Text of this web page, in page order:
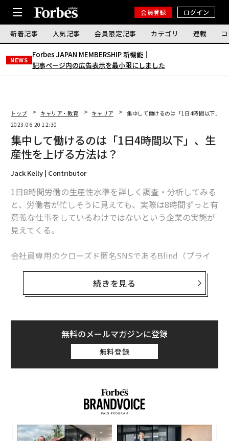
会員登録 ログイン
新着記事 人気記事 会員限定記事 カテゴリ 連載
NEWS
Forbes JAPAN MEMBERSHIP 新機能｜
記事ページ内の広告表示を最小限にしました
トップ キャリア・教育 キャリア
集中して働けるのは「1日4時間以下」、
2023.06.20 12:30
集中して働けるのは「1日4時間以下」、生
産性を上げる方法は？
Jack Kelly | Contributor
1日8時間労働の生産性水準を詳しく調査・分析してみる
と、労働者が忙しそうに見えても、実際は8時間ずっと有
意義な仕事をしているわけではないという企業の実態が
見えてくる。
会社員専用のクローズド匿名SNSであるBlind（ブライ
ンド）が最近行った調査では、IT系労働者の約45％が、
優先度の高いタスクに没頭し中断することなく集中でき
る「集中作業」の時間は4時間以下だと回答した。ま
下がる理由については、精神的な負担を指摘する専門家
もいれば、事務作業や会議、雑務といった価値の低い仕
事が原因だとする専門家もいる。
米ベンチャーキャピタルFounders Fund（ファウンダー
ス・ラボイスは今年3月、IT企業において「
（まやかし仕事）」の文化が広がってい
ると訴えた。「これらの人々は実際には何をしているの
だろうか」と問いかけ、続けて「会議に出ているのだ」
続きを見る
無料のメールマガジンに登録
無料登録